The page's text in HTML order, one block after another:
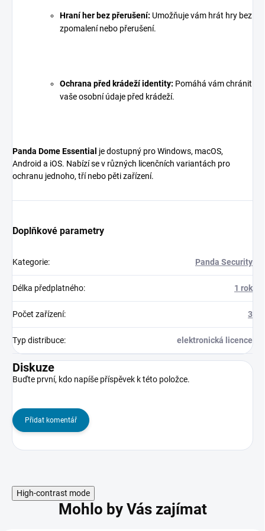
Hraní her bez přerušení: Umožňuje vám hrát hry bez
zpomalení nebo přerušení.
Ochrana před krádeží identity: Pomáhá vám chránit
vaše osobní údaje před krádeží.
Panda Dome Essential je dostupný pro Windows, macOS,
Android a iOS. Nabízí se v různých licenčních variantách pro
ochranu jednoho, tří nebo pěti zařízení.
Doplňkové parametry
Kategorie: Panda Security
Délka předplatného: 1 rok
Počet zařízení: 3
Typ distribuce: elektronická licence
Diskuze
Buďte první, kdo napíše příspěvek k této položce.
Přidat komentář
High-contrast mode
Mohlo by Vás zajímat